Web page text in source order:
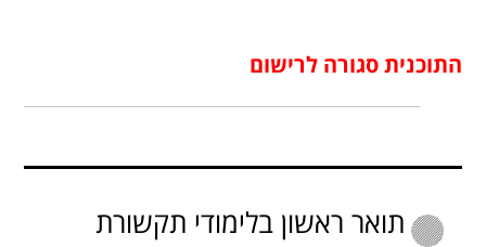
התוכנית סגורה לרישום
תואר ראשון בלימודי תקשורת